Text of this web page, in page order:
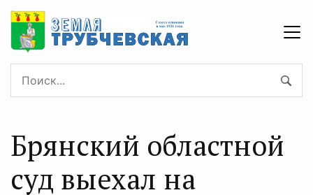
Брянский областной
суд выехал на